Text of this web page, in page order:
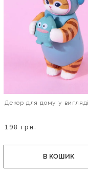
Декор для дому у
198 грн.
В КОШИК